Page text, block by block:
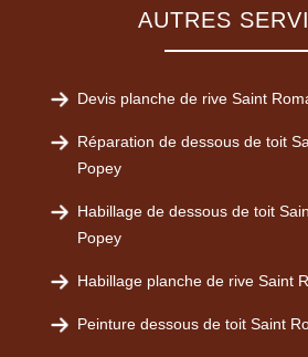
AUTRES
Devis planche de rive Saint
Réparation de dessous de toit
Popey
Habillage de dessous de toit
Popey
Habillage planche de rive Saint
Peinture dessous de toit Saint